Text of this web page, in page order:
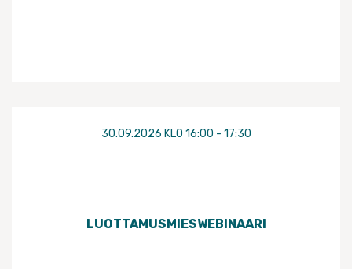
30.09.2026 KLO 16:00 - 17:30
LUOTTAMUSMIESWEBINAARI